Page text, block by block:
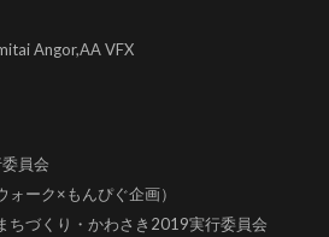
Angor,AA VFX
員会
×もんぴぐ企画）
づくり・かわさき2019実行委員会